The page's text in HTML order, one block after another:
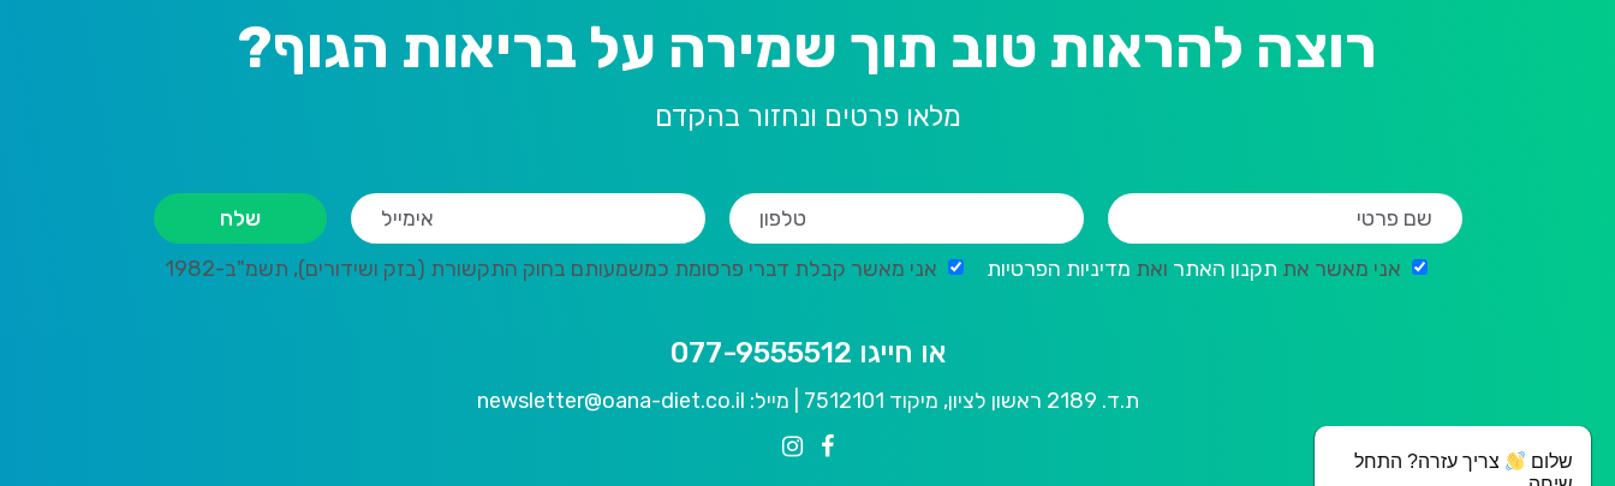
רוצה להראות טוב תוך שמירה על בריאות הגוף?
מלאו פרטים ונחזור בהקדם
אני מאשר את תקנון האתר ואת מדיניות הפרטיות אני מאשר קבלת דברי פרסומת כמשמעותם בחוק התקשורת (בזק ושידורים), תשמ"ב-1982
או חייגו 077-9555512
ת.ד. 2189 ראשון לציון, מיקוד 7512101 | מייל: newsletter@oana-diet.co.il
שלום
צריך עזרה? התחל